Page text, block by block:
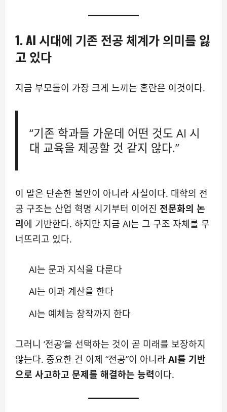
1. AI 시대에 기존 전공 체계가 의미를 잃
고 있다
지금 부모들이 가장 크게 느끼는 혼란은 이것이다.
“기존 학과들 가운데 어떤 것도 AI 시
대 교육을 제공할 것 같지 않다.”
이 말은 단순한 불안이 아니라 사실이다. 대학의 전
공 구조는 산업 혁명 시기부터 이어진 전문화의 논
리에 기반한다. 하지만 지금 AI는 그 구조 자체를 무
너뜨리고 있다.
AI는 문과 지식을 다룬다
AI는 이과 계산을 한다
AI는 예체능 창작까지 한다
그러니 ‘전공’을 선택하는 것이 곧 미래를 보장하지
않는다. 중요한 건 이제 “전공”이 아니라 AI를 기반
으로 사고하고 문제를 해결하는 능력이다.